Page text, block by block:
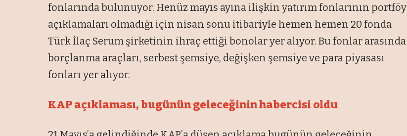
fonlarında bulunuyor. Henüz mayıs ayına ilişkin yatırım fonlarının portföy
açıklamaları olmadığı için nisan sonu itibariyle hemen hemen 20 fonda
Türk İlaç Serum şirketinin ihraç ettiği bonolar yer alıyor. Bu fonlar arasında
borçlanma araçları, serbest şemsiye, değişken şemsiye ve para piyasası
fonları yer alıyor.
KAP açıklaması, bugünün geleceğinin habercisi oldu